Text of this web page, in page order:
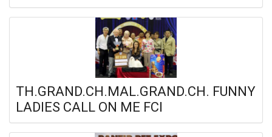
TH.GRAND.CH.MAL.GRAND.CH. FUNNY
LADIES CALL ON ME FCI